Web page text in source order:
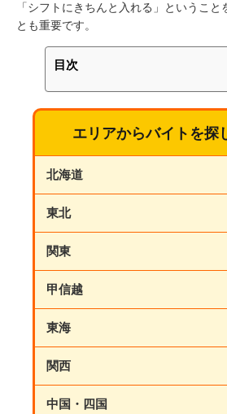
「シフトにきちんと入れる」というこ
とも重要です。
目次
エリアからバイトを探
北海道
東北
関東
甲信越
東海
関西
中国・四国